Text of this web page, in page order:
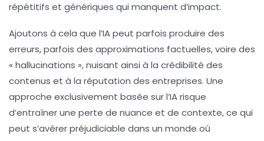
répétitifs et génériques qui manquent d’impact.
Ajoutons à cela que l’IApeut parfois produire des
erreurs, parfois des approximations factuelles, voire des
« hallucinations », nuisant ainsi à la crédibilité des
contenus et à la réputation des entreprises. Une
approche exclusivement basée sur l’IA risque
d’entraîner une perte de nuance et de contexte, ce qui
peut s’avérer préjudiciable dans un monde où